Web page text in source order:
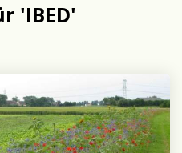
'IBED'